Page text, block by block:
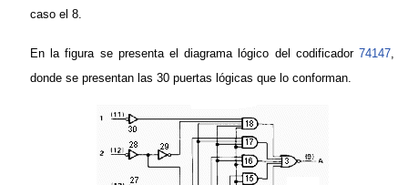
caso el 8.
En la figura se presenta el diagrama lógico del codificador 74147,
donde se presentan las 30 puertas lógicas que lo conforman.